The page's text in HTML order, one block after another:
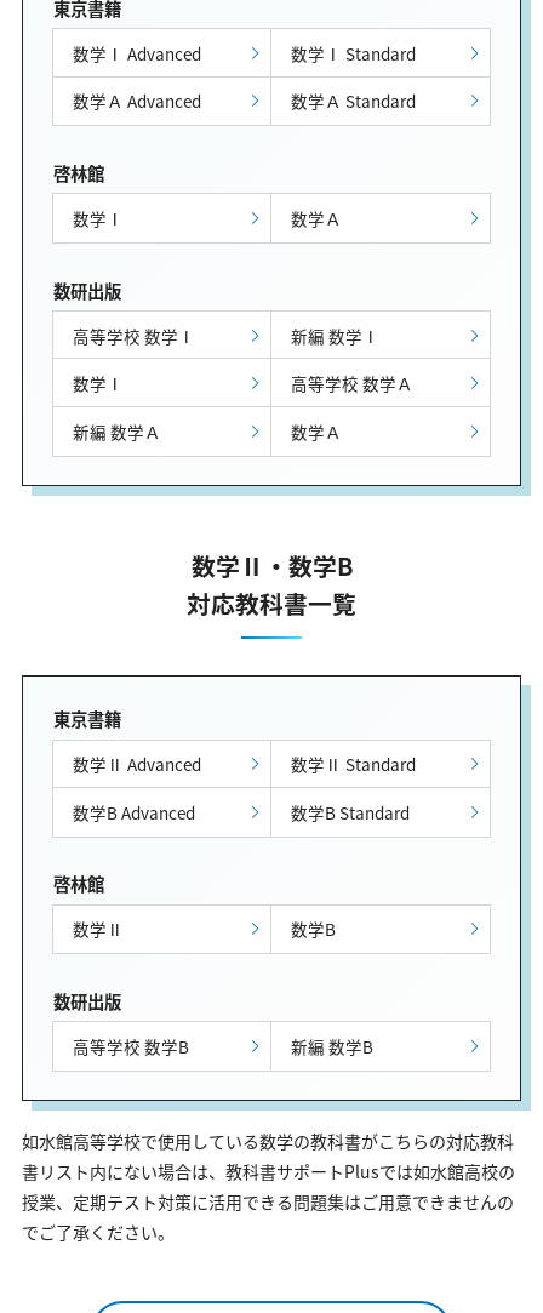
東京書籍
数学Ⅰ Advanced
数学Ⅰ Standard
数学Ａ Advanced
数学Ａ Standard
啓林館
数学Ⅰ 数学Ａ
数研出版
高等学校 数学Ⅰ
新編 数学Ⅰ
数学Ⅰ
高等学校 数学Ａ
新編 数学Ａ
数学Ａ
数学Ⅱ・数学B
対応教科書一覧
東京書籍
数学Ⅱ Advanced
数学Ⅱ Standard
数学B Advanced
数学B Standard
啓林館
数学Ⅱ 数学B
数研出版
高等学校 数学B 新編 数学B
如水館高等学校で使用している数学の教科書がこちらの対応教科
書リスト内にない場合は、教科書サポートPlusでは如水館高校の
授業、定期テスト対策に活用できる問題集はご用意できませんの
でご了承ください。